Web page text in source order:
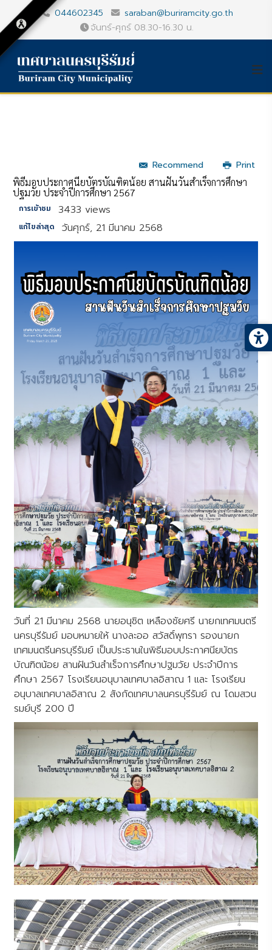
044602345
saraban@buriramcity.go.th
จันทร์-ศุกร์ 08.30-16.30 น.
Recommend
Print
พิธีมอบประกาศนียบัตรบัณฑิตน้อย สานฝันวันสำเร็จการศึกษา
ปฐมวัย ประจำปีการศึกษา 2567
การเข้าชม 3433 views
แก้ไขล่าสุด วันศุกร์, 21 มีนาคม 2568
วันที่ 21 มีนาคม 2568 นายอนุชิต เหลืองชัยศรี นายกเทศมนตรี
นครบุรีรัมย์ มอบหมายให้ นางละออ สวัสดิ์พุทรา รองนายก
เทศมนตรีนครบุรีรัมย์ เป็นประธานในพิธีมอบประกาศนียบัตร
บัณฑิตน้อย สานฝันวันสำเร็จการศึกษาปฐมวัย ประจำปีการ
ศึกษา 2567 โรงเรียนอนุบาลเทศบาลอิสาณ 1 และ โรงเรียน
อนุบาลเทศบาลอิสาณ 2 สังกัดเทศบาลนครบุรีรัมย์ ณ โดมสวน
รมย์บุรี 200 ปี